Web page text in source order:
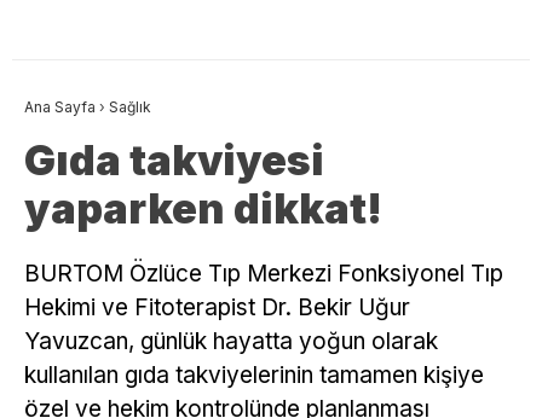
Ana Sayfa › Sağlık
Gıda takviyesi
yaparken dikkat!
BURTOM Özlüce Tıp Merkezi Fonksiyonel Tıp
Hekimi ve Fitoterapist Dr. Bekir Uğur
Yavuzcan, günlük hayatta yoğun olarak
kullanılan gıda takviyelerinin tamamen kişiye
özel ve hekim kontrolünde planlanması